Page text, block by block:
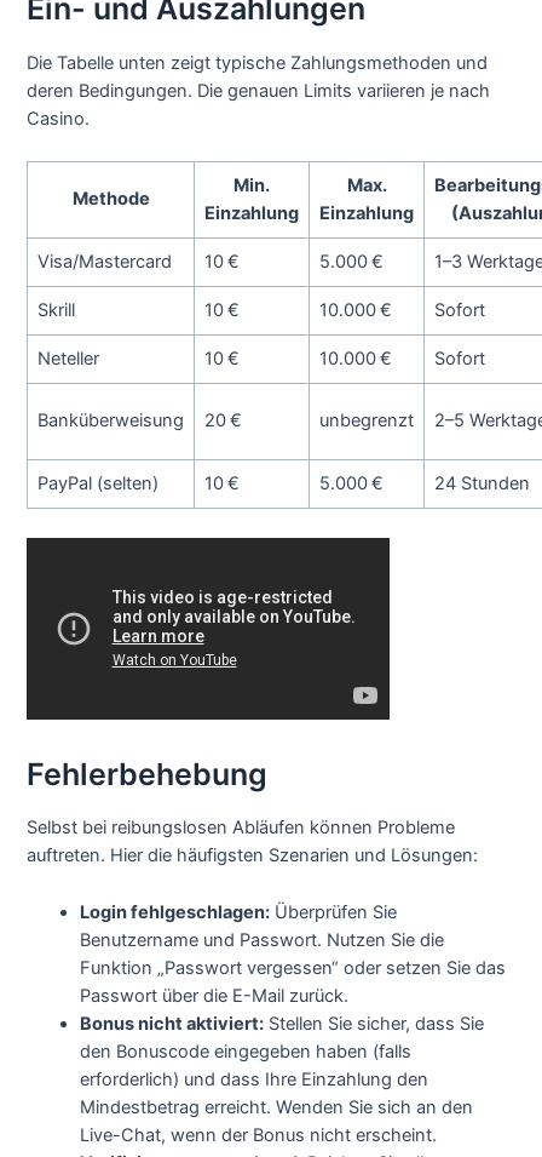
Ein- und Auszahlungen
Die Tabelle unten zeigt typische Zahlungsmethoden und
deren Bedingungen. Die genauen Limits variieren je nach
Casino.
Methode
Min.
Einzahlung
Max.
Einzahlung
Visa/Mastercard 10 € 5.000 € 1–3
Skrill 10 € 10.000 € Sofort
Neteller 10 € 10.000 € Sofort
Banküberweisung 20 € unbegrenzt 2–5
PayPal (selten) 10 € 5.000 € 24 Stunden
Fehlerbehebung
Selbst bei reibungslosen Abläufen können Probleme
auftreten. Hier die häufigsten Szenarien und Lösungen:
Login fehlgeschlagen: Überprüfen Sie
Benutzername und Passwort. Nutzen Sie die
Funktion „Passwort vergessen“ oder setzen Sie das
Passwort über die E-Mail zurück.
Bonus nicht aktiviert: Stellen Sie sicher, dass Sie
den Bonuscode eingegeben haben (falls
erforderlich) und dass Ihre Einzahlung den
Mindestbetrag erreicht. Wenden Sie sich an den
Live-Chat, wenn der Bonus nicht erscheint.